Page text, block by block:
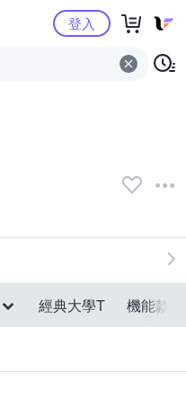
Yahoo購物中心
登入
經典大學T 機能款